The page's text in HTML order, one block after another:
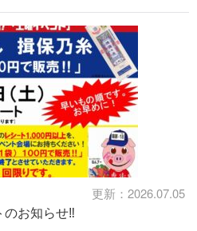
更新：2026.07.05
お知らせ‼